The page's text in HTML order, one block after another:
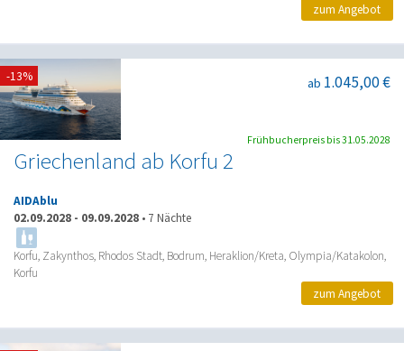
zum Angebot
Griechenland ab Korfu 2
ab 1.045,00 €
AIDAblu
02.09.2028 - 09.09.2028 • 7 Nächte
Korfu, Zakynthos, Rhodos Stadt, Bodrum, Heraklion/Kreta, Olympia/Katakolon,
Korfu
-13%
Frühbucherpreis bis 31.05.2028
zum Angebot